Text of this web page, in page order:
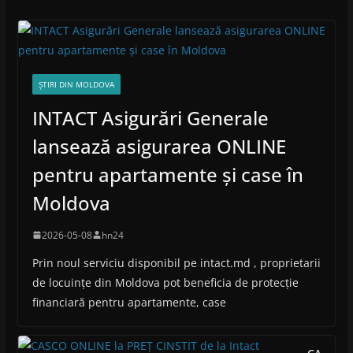
ȘTIRI DIN MOLDOVA
INTACT Asigurări Generale
lansează asigurarea ONLINE
pentru apartamente și case în
Moldova
2026-05-08 hn24
Prin noul serviciu disponibil pe intact.md , proprietarii
de locuințe din Moldova pot beneficia de protecție
financiară pentru apartamente, case